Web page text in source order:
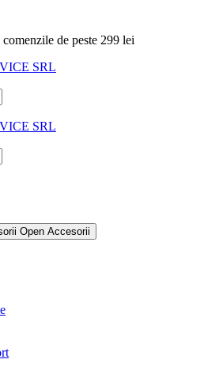
comenzile de peste 299 lei
Open Accesorii